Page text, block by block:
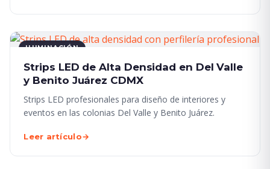
ILUMINACIÓN
Strips LED de Alta Densidad en Del Valle
y Benito Juárez CDMX
Strips LED profesionales para diseño de interiores y
eventos en las colonias Del Valle y Benito Juárez.
Leer artículo→